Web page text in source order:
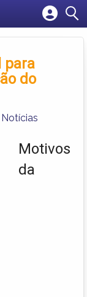
para
do
Notícias
Motivos
da